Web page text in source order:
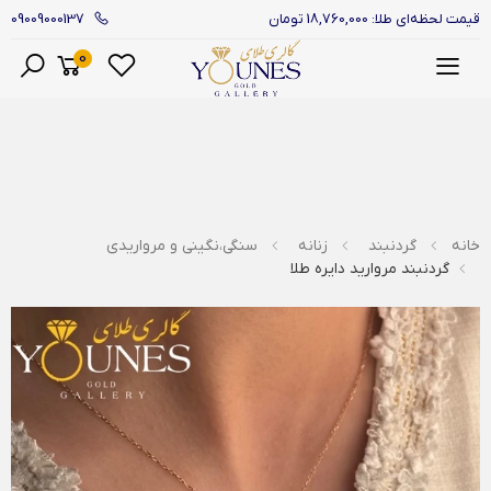
قیمت لحظه‌ای طلا: 18,760,000 تومان 09009000137
0
خانه گردنبند زنانه
سنگی،نگینی و مرواریدی
گردنبند مروارید دایره طلا